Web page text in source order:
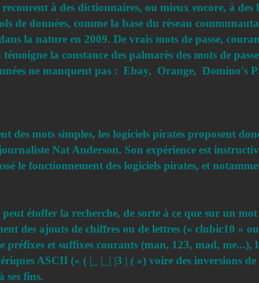
à des dictionnaires, ou mieux encore, à des
de données, comme la base du réseau
la nature en 2009. De vrais mots de passe,
la constance des palmarès des mots de
ne manquent pas : Ebay, Orange, Domino's
des mots simples, les logiciels pirates proposent
Nat Anderson. Son expérience est
le fonctionnement des logiciels pirates, et
étoffer la recherche, de sorte à ce que sur un
des ajouts de chiffres ou de lettres (« clubic10 »
préfixes et suffixes courants (man, 123, mad, me...),
ASCII (« ( |_ |_| |3 | ( ») voire des inversions
fins.